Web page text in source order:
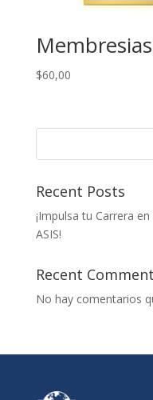
$60,00
Recent Posts
¡Impulsa tu Carrera
ASIS!
Recent
No hay comentarios